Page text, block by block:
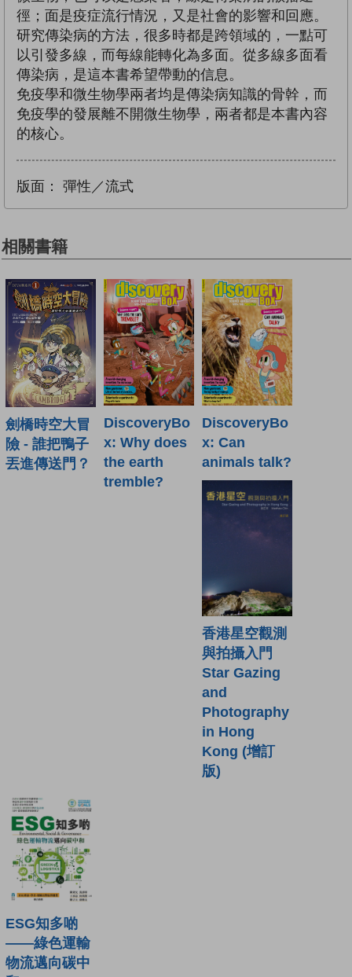
徑；面是疫症流行情況，又是社會的影響和回應。
研究傳染病的方法，很多時都是跨領域的，一點可
以引發多線，而每線能轉化為多面。從多線多面看
傳染病，是這本書希望帶動的信息。
免疫學和微生物學兩者均是傳染病知識的骨幹，而
免疫學的發展離不開微生物學，兩者都是本書內容
的核心。
版面： 彈性／流式
相關書籍
劍橋時空大冒
險 - 誰把鴨子
丟進傳送門？
DiscoveryBo
x: Why does
the earth
tremble?
DiscoveryBo
x: Can
animals talk?
香港星空觀測
與拍攝入門
Star Gazing
and
Photography
in Hong
Kong (增訂
版)
ESG知多啲
——綠色運輸
物流邁向碳中